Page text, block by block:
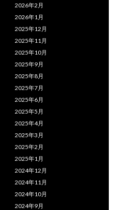
2026年2月
2026年1月
2025年12月
2025年11月
2025年10月
2025年9月
2025年8月
2025年7月
2025年6月
2025年5月
2025年4月
2025年3月
2025年2月
2025年1月
2024年12月
2024年11月
2024年10月
2024年9月